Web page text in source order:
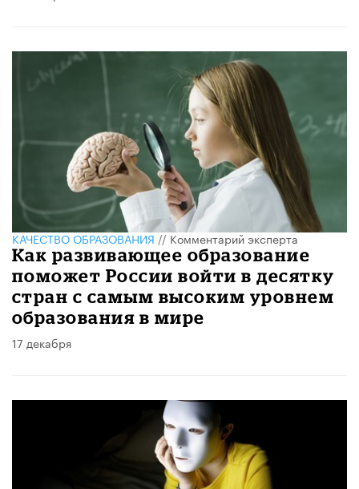
КАЧЕСТВО ОБРАЗОВАНИЯ//Комментарий эксперта
Как развивающее образование
поможет России войти в десятку
стран с самым высоким уровнем
образования в мире
17 декабря